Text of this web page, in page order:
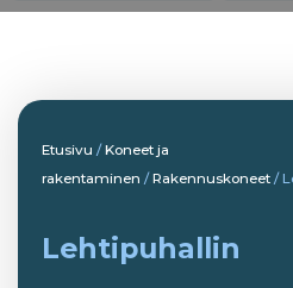
Etusivu /Koneet ja
rakentaminen /Rakennuskoneet/
Lehtipuhallin